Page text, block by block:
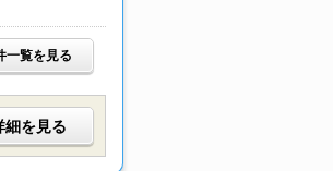
一覧を見る
細を見る